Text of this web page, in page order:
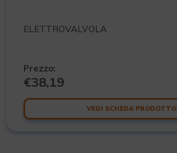
ELETTROVALVOLA
Prezzo:
€38,19
VEDI SCHEDA PRODOTTO